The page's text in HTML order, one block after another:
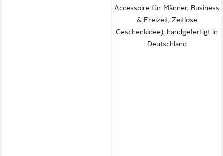
Accessoire für Männer, Business
& Freizeit, Zeitlose
Geschenkidee), handgefertigt in
Deutschland